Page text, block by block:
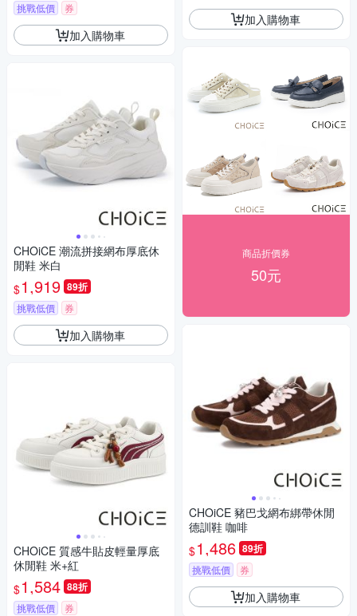
挑戰低價 券
加入購物車
CHOiCE 潮流拼接網布厚底休
閒鞋 米白
$1,919 89折
挑戰低價 券
加入購物車
CHOiCE 質感牛貼皮輕量厚底
休閒鞋 米+紅
$1,584 88折
挑戰低價 券
加入購物車
商品折價券
50元
CHOiCE 豬巴戈網布綁帶休閒
德訓鞋 咖啡
$1,486 89折
挑戰低價 券
加入購物車